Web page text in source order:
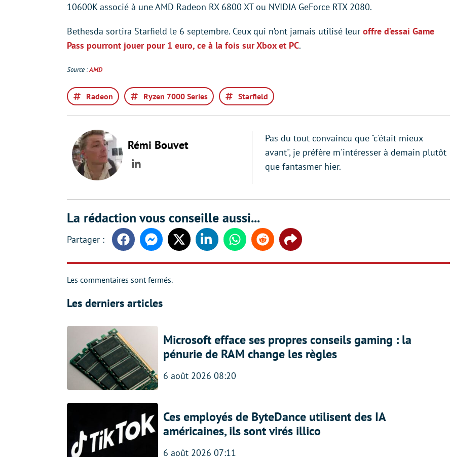
10600K associé à une AMD Radeon RX 6800 XT ou NVIDIA GeForce RTX 2080.
Bethesda sortira Starfield le 6 septembre. Ceux qui n’ont jamais utilisé leur offre d’essai Game
Pass pourront jouer pour 1 euro, ce à la fois sur Xbox et PC.
Source :AMD
Radeon Ryzen 7000 Series Starfield
Rémi Bouvet
LinkedIn
Pas du tout convaincu que "c'était mieux
avant", je préfère m'intéresser à demain plutôt
que fantasmer hier.
La rédaction vous conseille aussi...
FacebookMessengerTwitter LinkedinWhatsappReddit Share
Les commentaires sont fermés.
Les derniers articles
Microsoft efface ses propres conseils gaming : la
pénurie de RAM change les règles
6 août 2026 08:20
Ces employés de ByteDance utilisent des IA
américaines, ils sont virés illico
6 août 2026 07:11